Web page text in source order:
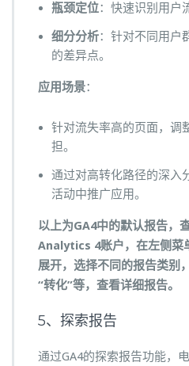
瓶颈定位：快速识别用户
细分分析：针对不同用户
的差异点。
应用场景：
针对流失率高的页面，调
担。
通过对高转化路径的深入
活动中推广应用。
以上为GA4中的默认报告，
Analytics 4账户，在左侧菜
展开，选择不同的报告类别
“转化”等，查看详细报告。
5、探索报告
通过GA4的探索报告功能，